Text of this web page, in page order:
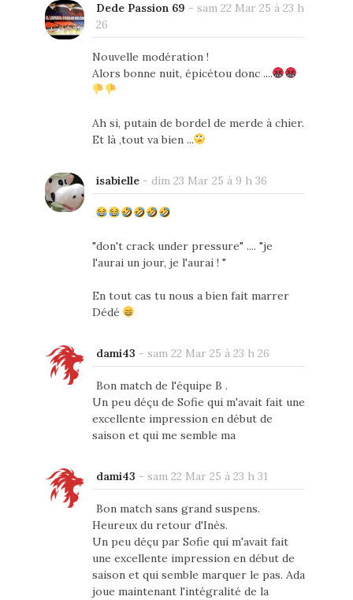
Dede Passion 69 - sam 22 Mar 25 à 23 h
26
Nouvelle modération !
Alors bonne nuit, épicétou donc ....
Ah si, putain de bordel de merde à chier.
Et là ,tout va bien ...
isabielle- dim 23 Mar 25 à 9 h 36
"don't crack under pressure" .... "je
l'aurai un jour, je l'aurai ! "
En tout cas tu nous a bien fait marrer
Dédé
dami43 - sam 22 Mar 25 à 23 h 26
Bon match de l'équipe B .
Un peu déçu de Sofie qui m'avait fait une
excellente impression en début de
saison et qui me semble ma
dami43 - sam 22 Mar 25 à 23 h 31
Bon match sans grand suspens.
Heureux du retour d'Inès.
Un peu déçu par Sofie qui m'avait fait
une excellente impression en début de
saison et qui semble marquer le pas. Ada
joue maintenant l'intégralité de la